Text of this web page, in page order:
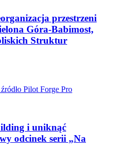
przestrzeni
Góra-Babimost,
Struktur
i uniknąć
odcinek serii „Na